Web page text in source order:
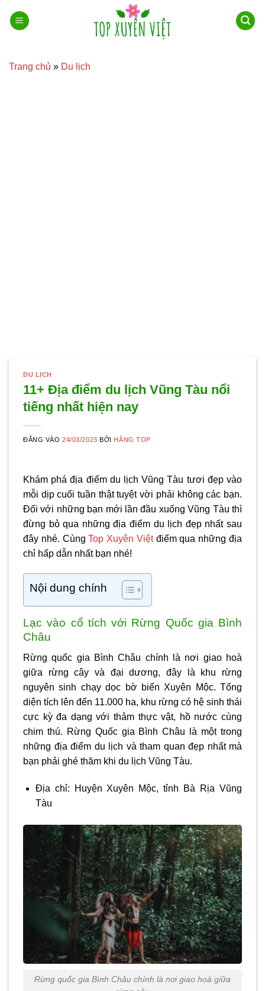
qua
Trang chủ » Du lịch
DU LỊCH
11+ Địa điểm du lịch Vũng Tàu nổi
tiếng nhất hiện nay
ĐĂNG VÀO24/03/2023 BỞI HẰNG TOP
Khám phá địa điểm du lịch Vũng Tàu tươi đẹp vào
mỗi dịp cuối tuần thật tuyệt vời phải không các bạn.
Đối với những bạn mới lần đầu xuống Vũng Tàu thì
đừng bỏ qua những địa điểm du lịch đẹp nhất sau
đây nhé. CùngTop Xuyên Việtđiểm qua những địa
chỉ hấp dẫn nhất bạn nhé!
Nội dung chính
Lạc vào cổ tích với Rừng Quốc gia Bình
Châu
Rừng quốc gia Bình Châu chính là nơi giao hoà
giữa rừng cây và đại dương, đây là khu rừng
nguyên sinh chạy dọc bờ biển Xuyên Mộc. Tổng
diện tích lên đến 11.000 ha, khu rừng có hệ sinh thái
cực kỳ đa dạng với thảm thực vật, hồ nước cùng
chim thú. Rừng Quốc gia Bình Châu là một trong
những địa điểm du lịch và tham quan đẹp nhất mà
bạn phải ghé thăm khi du lịch Vũng Tàu.
Địa chỉ: Huyện Xuyên Mộc, tỉnh Bà Rịa Vũng
Tàu
Rừng quốc gia Bình Châu chính là nơi giao hoà giữa